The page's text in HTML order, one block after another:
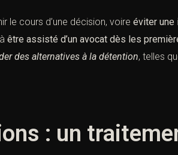
le cours d’une décision, voire éviter une
être assisté d’un avocat dès les
des alternatives à la détention, telles
: un